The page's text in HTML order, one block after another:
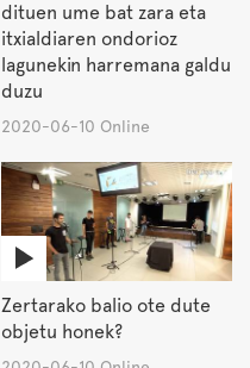
dituen ume bat zara eta
itxialdiaren ondorioz
lagunekin harremana galdu
duzu
2020-06-10 Online
Zertarako balio ote dute
objetu honek?